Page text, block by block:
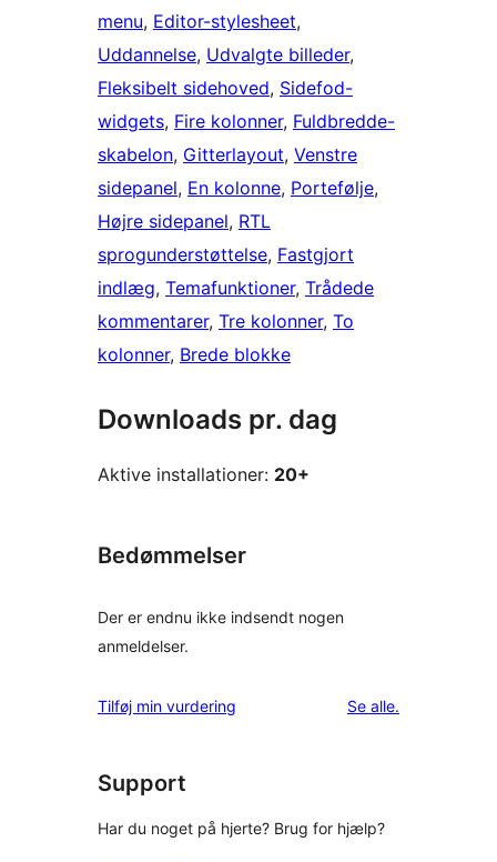
menu, Editor-stylesheet
Uddannelse, Udvalgte billeder
Fleksibelt sidehoved, Sidefod-
widgets, Fire kolonner, Fuldbredde-
skabelon, Gitterlayout, Venstre
sidepanel, En kolonne, Portefølje
Højre sidepanel, RTL
sprogunderstøttelse, Fastgjort
indlæg, Temafunktioner, Trådede
kommentarer, Tre kolonner, To
kolonner, Brede blokke
Downloads pr. dag
Aktive installationer: 20+
Bedømmelser
Der er endnu ikke indsendt nogen
anmeldelser.
Tilføj min vurdering Se alleanmeldelser
.
Support
Har du noget på hjerte? Brug for hjælp?